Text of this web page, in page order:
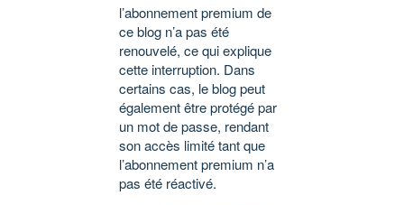
l’abonnement premium de
ce blog n’a pas été
renouvelé, ce qui explique
cette interruption. Dans
certains cas, le blog peut
également être protégé par
un mot de passe, rendant
son accès limité tant que
l’abonnement premium n’a
pas été réactivé.